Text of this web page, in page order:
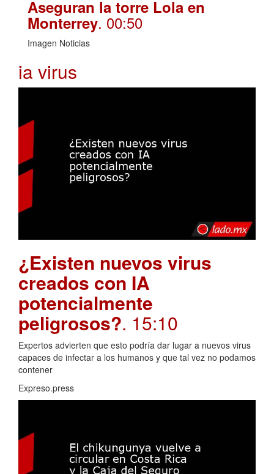
Aseguran la torre Lola en
Monterrey. 00:50
Imagen Noticias
ia virus
¿Existen nuevos virus
creados con IA
potencialmente
peligrosos?. 15:10
Expertos advierten que esto podría dar lugar a nuevos virus
capaces de infectar a los humanos y que tal vez no podamos
contener
Expreso.press